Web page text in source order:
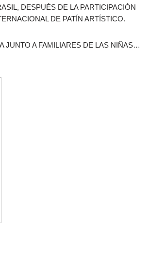
DESPUÉS DE LA PARTICIPACIÓN
DE PATÍN ARTÍSTICO.
JUNTO A FAMILIARES DE LAS NIÑAS…